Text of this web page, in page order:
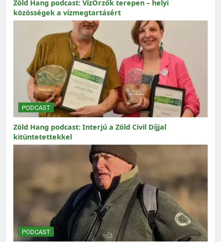
Zöld Hang podcast: VízŐrzők terepen – helyi
közösségek a vízmegtartásért
PODCAST
Zöld Hang podcast: Interjú a Zöld Civil Díjjal
kitüntetettekkel
PODCAST